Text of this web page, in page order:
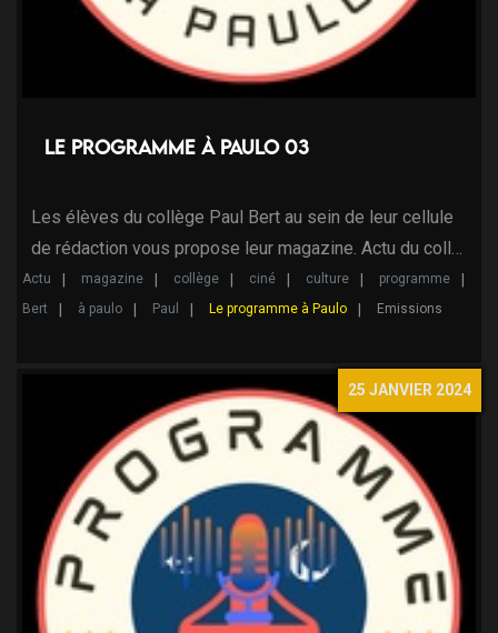
Le programme à Paulo 03
Les élèves du collège Paul Bert au sein de leur cellule
de rédaction vous propose leur magazine. Actu du coll…
Actu magazine collège ciné culture
programme
Bert
à paulo Paul Le programme à Paulo Emissions
25 JANVIER 2024